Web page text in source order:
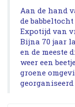
Aan de hand
de
Expotijd van
Bijna 70 jaar
en de meeste
weer een
groene